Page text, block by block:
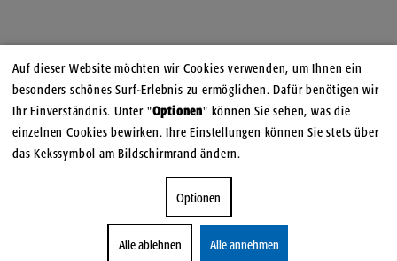
Auf dieser Website möchten wir Cookies verwenden, um Ihnen ein
besonders schönes Surf-Erlebnis zu ermöglichen. Dafür benötigen wir
Ihr Einverständnis. Unter "Optionen" können Sie sehen, was die
einzelnen Cookies bewirken. Ihre Einstellungen können Sie stets über
das Kekssymbol am Bildschirmrand ändern.
Optionen
Alle ablehnen Alle annehmen